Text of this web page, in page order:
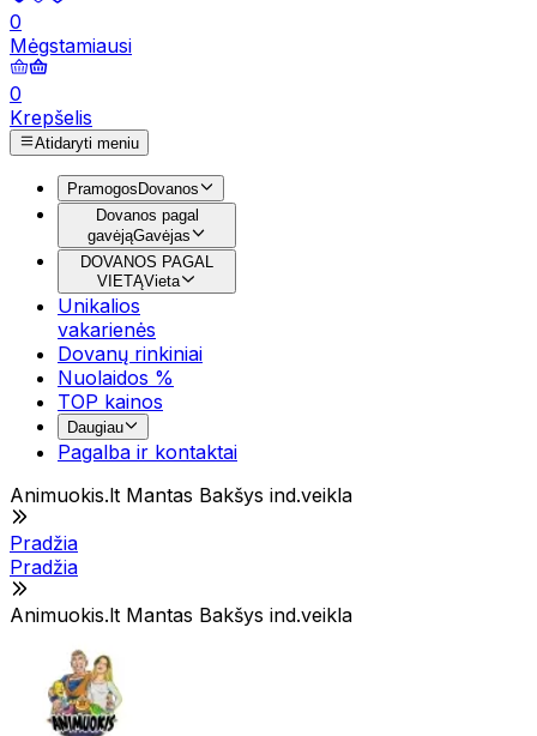
0
Mėgstamiausi
0
Krepšelis
Atidaryti meniu
Pramogos Dovanos
Dovanos pagal
gavėjąGavėjas
DOVANOS PAGAL
VIETĄVieta
Unikalios
vakarienės
Dovanų rinkiniai
Nuolaidos %
TOP kainos
Daugiau
Pagalba ir kontaktai
Animuokis.lt Mantas Bakšys ind.veikla
Pradžia
Pradžia
Animuokis.lt Mantas Bakšys ind.veikla